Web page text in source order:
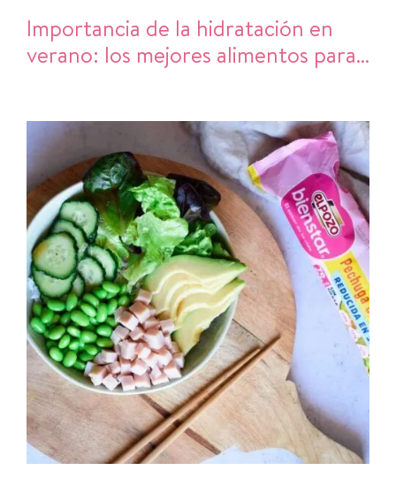
Importancia de la hidratación en
verano: los mejores alimentos para